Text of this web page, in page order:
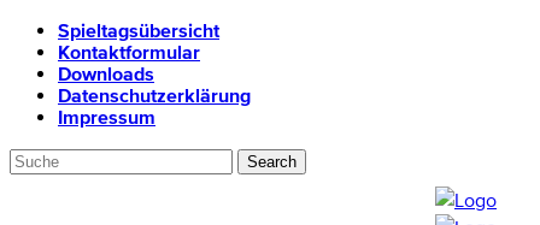
Spieltagsübersicht
Kontaktformular
Downloads
Datenschutzerklärung
Impressum